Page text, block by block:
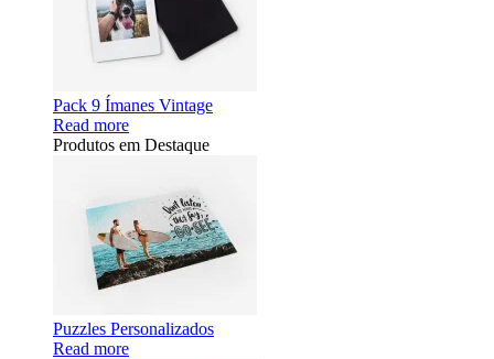
Pack 9 Ímanes Vintage
Read more
Produtos em Destaque
Puzzles Personalizados
Read more